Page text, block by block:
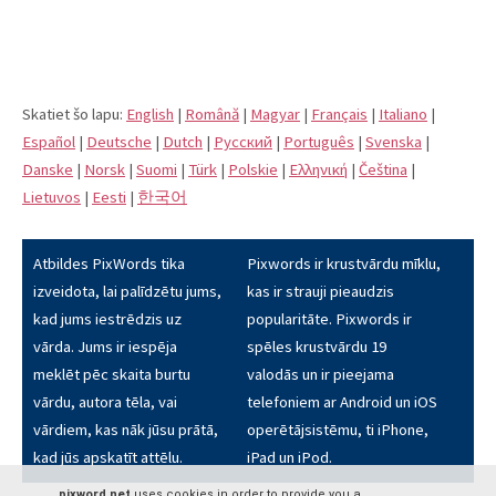
Skatiet šo lapu: English | Română | Magyar | Français | Italiano |
Español | Deutsche | Dutch | Pусский | Português | Svenska |
Danske | Norsk | Suomi | Türk | Polskie | Eλληνική | Čeština |
Lietuvos | Eesti | 한국어
Atbildes PixWords tika
izveidota, lai palīdzētu jums,
kad jums iestrēdzis uz
vārda. Jums ir iespēja
meklēt pēc skaita burtu
vārdu, autora tēla, vai
vārdiem, kas nāk jūsu prātā,
kad jūs apskatīt attēlu.
Pixwords ir krustvārdu mīklu,
kas ir strauji pieaudzis
popularitāte. Pixwords ir
spēles krustvārdu 19
valodās un ir pieejama
telefoniem ar Android un iOS
operētājsistēmu, ti iPhone,
iPad un iPod.